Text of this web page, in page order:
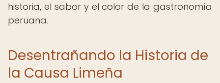
historia, el sabor y el color de la gastronomía
peruana.
Desentrañando la Historia de
la Causa Limeña